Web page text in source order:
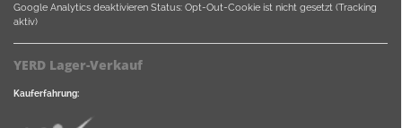
Google Analytics deaktivieren Status: Opt-Out-Cookie ist nicht gesetzt (Tracking
aktiv)
YERD Lager-Verkauf
Kauferfahrung: